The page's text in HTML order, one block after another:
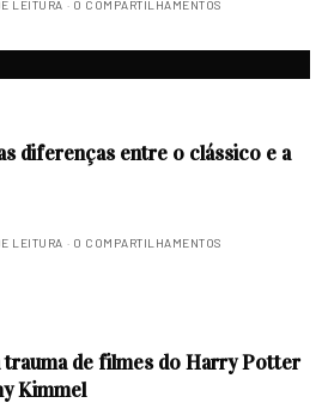
LEITURA 0 COMPARTILHAMENTOS
diferenças entre o clássico e a
LEITURA 0 COMPARTILHAMENTOS
trauma de filmes do Harry Potter
Kimmel